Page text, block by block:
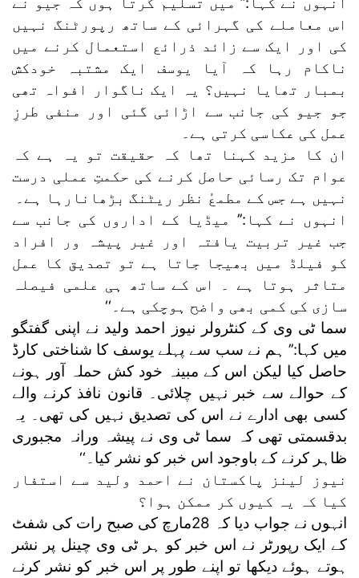
اس معاملے کی گہرائی کے ساتھ رپورٹنگ نہیں
کی اور ایک سے زائد ذرائع استعمال کرنے میں
ناکام رہا کہ آیا یوسف ایک مشتبہ خودکش
بمبار تھایا نہیں؟ یہ ایک ناگوار افواہ تھی
جو جیو کی جانب سے اڑائی گئی اور منفی طرزِ
عمل کی عکاسی کرتی ہے۔
ان کا مزید کہنا تھا کہ حقیقت تو یہ ہے کہ
عوام تک رسائی حاصل کرنے کی حکمتِ عملی درست
نہیں ہے جس کے مطمعٔ نظر ریٹنگ بڑھانارہا ہے۔
انہوں نے کہا:’’ میڈیا کے اداروں کی جانب سے
جب غیر تربیت یافتہ اور غیر پیشہ ور افراد
کو فیلڈ میں بھیجا جاتا ہے تو تصدیق کا عمل
متاثر ہوتا ہے ۔ اس کے ساتھ ہی علمی فیصلہ
سازی کی کمی بھی واضح ہوچکی ہے۔‘‘
سما ٹی وی کے کنٹرولر نیوز احمد ولید نے اپنی گفتگو
میں کہا:’’ ہم نے سب سے پہلے یوسف کا شناختی کارڈ
حاصل کیا لیکن اس کے مبینہ خود کش حملہ آور ہونے
کے حوالے سے خبر نہیں چلائی۔ قانون نافذ کرنے والے
کسی بھی ادارے نے اس کی تصدیق نہیں کی تھی۔ یہ
بدقسمتی تھی کہ سما ٹی وی نے پیشہ ورانہ مجبوری
ظاہر کرنے کے باوجود اس خبر کو نشر کیا۔‘‘
نیوز لینز پاکستان نے احمد ولید سے استفار
کیا کہ یہ کیوں کر ممکن ہوا؟
انہوں نے جواب دیا کہ 28مارچ کی صبح رات کی شفٹ
کے ایک رپورٹر نے اس خبر کو ہر ٹی وی چینل پر نشر
ہوتے ہوئے دیکھا تو اپنے طور پر اس خبر کو نشر کرنے